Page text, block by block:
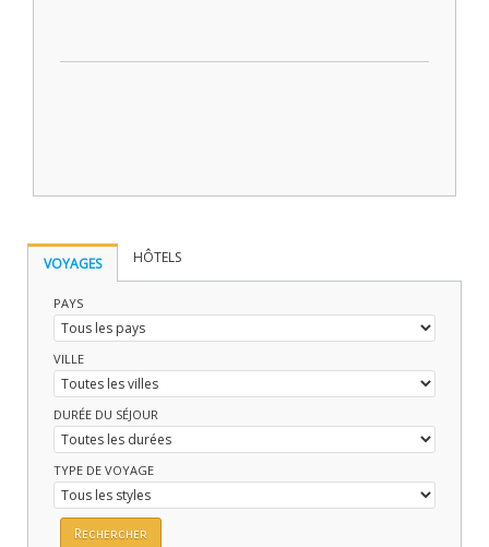
VOYAGES HÔTELS
PAYS
VILLE
DURÉE DU SÉJOUR
TYPE DE VOYAGE